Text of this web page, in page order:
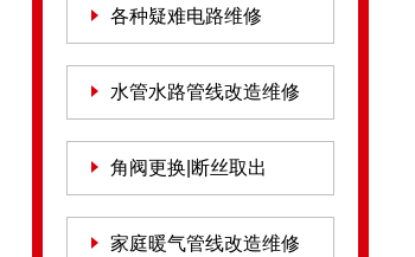
各种疑难电路维修
水管水路管线改造维修
角阀更换|断丝取出
家庭暖气管线改造维修